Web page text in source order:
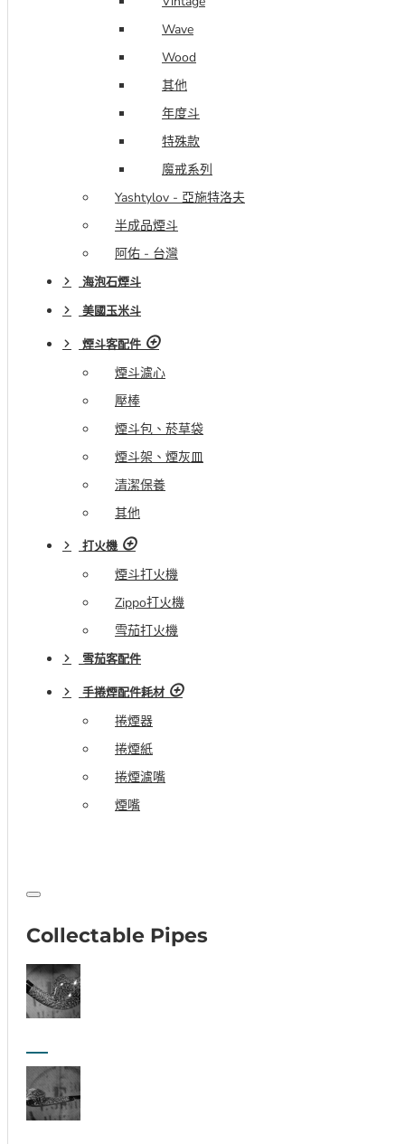
Wave
Wood
其他
年度斗
特殊款
魔戒系列
Yashtylov - 亞施特洛夫
半成品煙斗
阿佑 - 台灣
海泡石煙斗
美國玉米斗
煙斗客配件
煙斗濾心
壓棒
煙斗包、菸草袋
煙斗架、煙灰皿
清潔保養
其他
打火機
煙斗打火機
Zippo打火機
雪茄打火機
雪茄客配件
手捲煙配件耗材
捲煙器
捲煙紙
捲煙濾嘴
煙嘴
Collectable Pipes